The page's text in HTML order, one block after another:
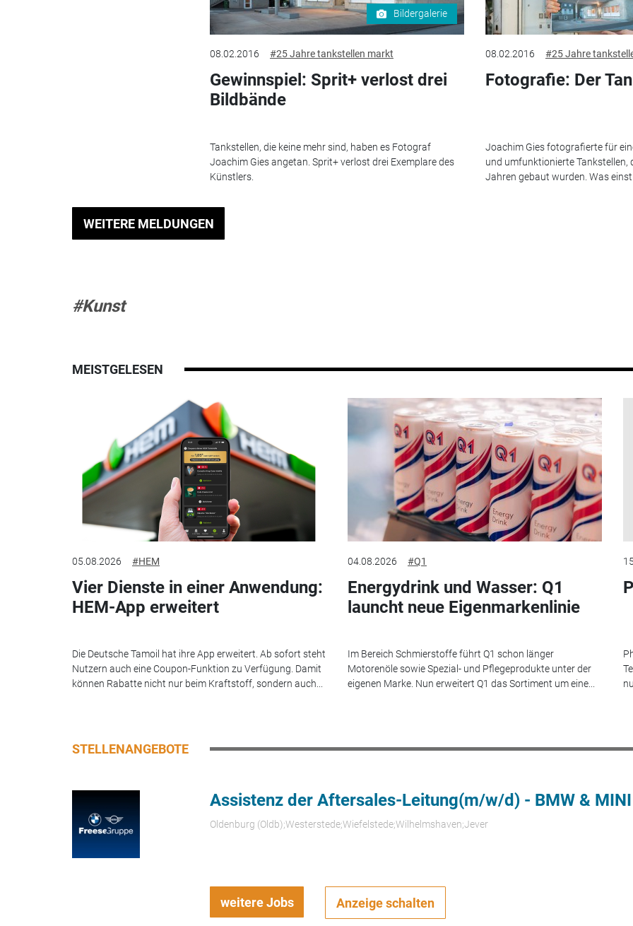
Bildergalerie
08.02.2016 #25 Jahre tankstellen markt
Gewinnspiel: Sprit+ verlost drei
Bildbände
Tankstellen, die keine mehr sind, haben es Fotograf
Joachim Gies angetan. Sprit+ verlost drei Exemplare des
Künstlers.
08.02.2016 #25 Jahre
Fotografie: Der
Joachim Gies fotografierte für
und umfunktionierte Tankstellen,
Jahren gebaut wurden. Was
WEITERE MELDUNGEN
#Kunst
MEISTGELESEN
05.08.2026 #HEM
Vier Dienste in einer Anwendung:
HEM-App erweitert
Die Deutsche Tamoil hat ihre App erweitert. Ab sofort steht
Nutzern auch eine Coupon-Funktion zu Verfügung. Damit
können Rabatte nicht nur beim Kraftstoff, sondern auch...
04.08.2026 #Q1
Energydrink und Wasser: Q1
launcht neue Eigenmarkenlinie
Im Bereich Schmierstoffe führt Q1 schon länger
Motorenöle sowie Spezial- und Pflegeprodukte unter der
eigenen Marke. Nun erweitert Q1 das Sortiment um eine...
STELLENANGEBOTE
Assistenz der Aftersales-Leitung(m/w/d) - BMW & MINI
Oldenburg (Oldb);Westerstede;Wiefelstede;Wilhelmshaven;Jever
weitere Jobs Anzeige schalten